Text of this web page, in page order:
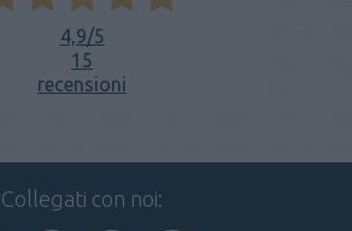
4,9/5
15
recensioni
Collegati con noi: